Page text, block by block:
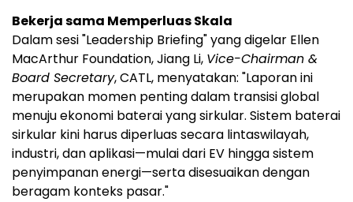
Bekerja sama Memperluas Skala
Dalam sesi "Leadership Briefing" yang digelar Ellen
MacArthur Foundation, Jiang Li, Vice-Chairman &
Board Secretary, CATL, menyatakan: "Laporan ini
merupakan momen penting dalam transisi global
menuju ekonomi baterai yang sirkular. Sistem baterai
sirkular kini harus diperluas secara lintaswilayah,
industri, dan aplikasi—mulai dari EV hingga sistem
penyimpanan energi—serta disesuaikan dengan
beragam konteks pasar."